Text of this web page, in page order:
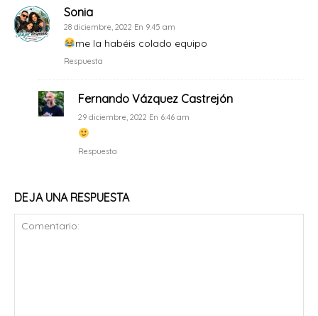
Sonia
28 diciembre, 2022 En 9:45 am
me la habéis colado equipo
Respuesta
Fernando Vázquez Castrejón
29 diciembre, 2022 En 6:46 am
Respuesta
DEJA UNA RESPUESTA